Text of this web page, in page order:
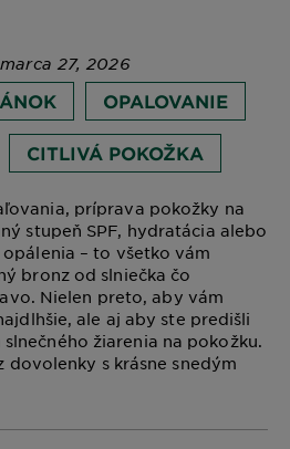
27, 2026
OPALOVANIE
CITLIVÁ POKOŽKA
príprava pokožky na
stupeň SPF, hydratácia alebo
– to všetko vám
bronz od slniečka čo
Nielen preto, aby vám
ale aj aby ste predišli
žiarenia na pokožku.
dovolenky s krásne snedým